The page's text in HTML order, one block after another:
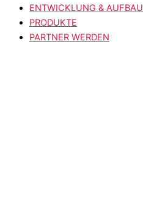
ENTWICKLUNG & AUFBAU
PRODUKTE
PARTNER WERDEN